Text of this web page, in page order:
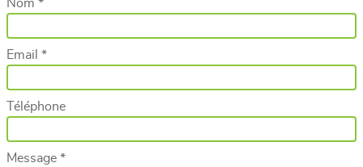
Nom *
Email *
Téléphone
Message *